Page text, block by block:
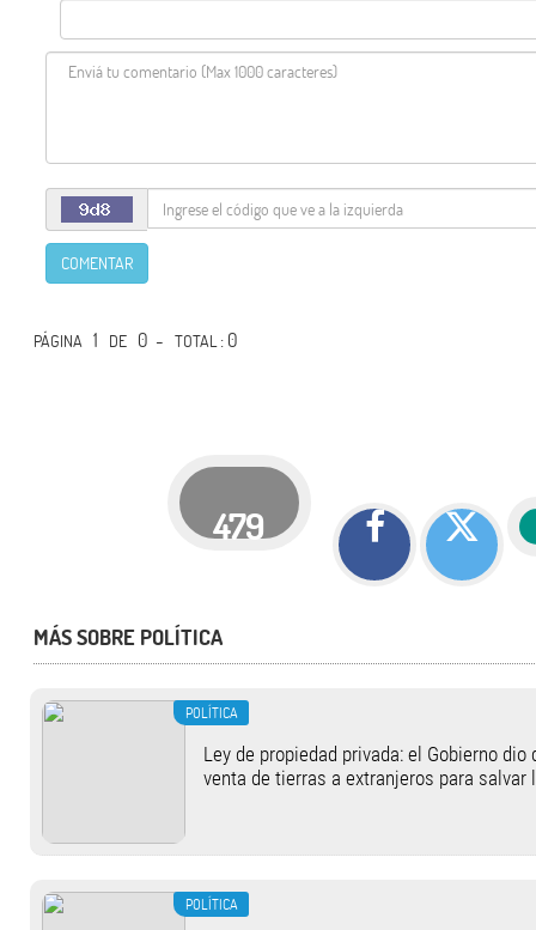
COMENTAR
PÁGINA 1 DE 0 -TOTAL: 0
479
MÁS SOBRE POLÍTICA
POLÍTICA
Ley de propiedad privada: el Gobierno
venta de tierras a extranjeros para salvar
POLÍTICA